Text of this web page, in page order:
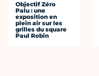
Objectif Zéro
Palu : une
exposition en
plein air sur les
grilles du square
Paul Robin